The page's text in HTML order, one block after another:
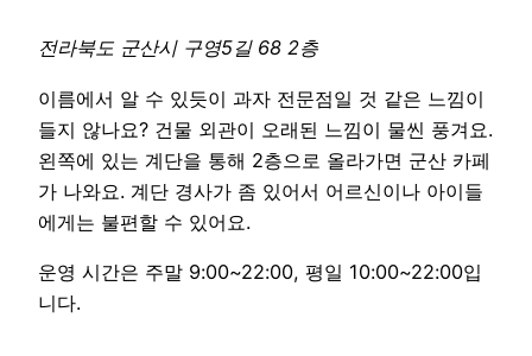
전라북도 군산시 구영5길 68 2층
이름에서 알 수 있듯이 과자 전문점일 것 같은 느낌이
들지 않나요? 건물 외관이 오래된 느낌이 물씬 풍겨요.
왼쪽에 있는 계단을 통해 2층으로 올라가면 군산 카페
가 나와요. 계단 경사가 좀 있어서 어르신이나 아이들
에게는 불편할 수 있어요.
운영 시간은 주말 9:00~22:00, 평일 10:00~22:00입
니다.